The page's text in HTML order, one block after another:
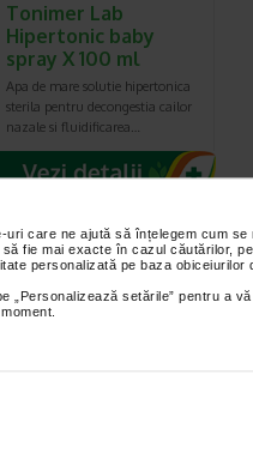
care ne ajută să înțelegem cum se
fie mai exacte în cazul căutărilor,
personalizată pe baza obiceiurilor
setările” pentru a
Tonimer Lab
Hipertonic baby
spray X 100 ml
Apa de mare solutie hipertonica
sterila pentru decongestia cailor
nazale si fluidificarea…